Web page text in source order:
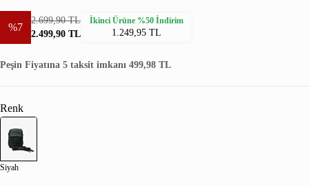
%7
2.699,90 TL
2.499,90 TL
İkinci Ürüne %50 İndirim
1.249,95 TL
Peşin Fiyatına 5 taksit imkanı 499,98 TL
Renk
Siyah